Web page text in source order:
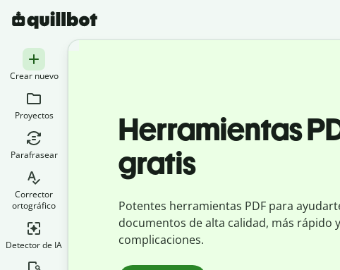
Crear nuevo
Proyectos
Parafrasear
Corrector
ortográfico
Detector de IA
Herramientas
gratis
Potentes herramientas PDF para
documentos de alta calidad, más rápido
complicaciones.